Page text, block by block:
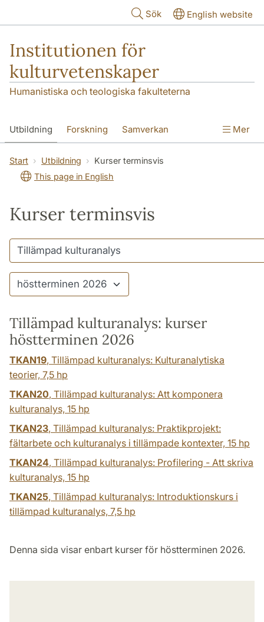
Sök English website
Institutionen för
kulturvetenskaper
Humanistiska och teologiska fakulteterna
Utbildning Forskning Samverkan
Om institutionen Kontakt
Mer
Start Utbildning
Kurser terminsvis
This page in English
Kurser terminsvis
Tillämpad kulturanalys: kurser
höstterminen 2026
TKAN19, Tillämpad kulturanalys: Kulturanalytiska
teorier, 7,5 hp
TKAN20, Tillämpad kulturanalys: Att komponera
kulturanalys, 15 hp
TKAN23, Tillämpad kulturanalys: Praktikprojekt:
fältarbete och kulturanalys i tillämpade kontexter, 15 hp
TKAN24, Tillämpad kulturanalys: Profilering - Att skriva
kulturanalys, 15 hp
TKAN25, Tillämpad kulturanalys: Introduktionskurs i
tillämpad kulturanalys, 7,5 hp
Denna sida visar enbart kurser för höstterminen 2026.